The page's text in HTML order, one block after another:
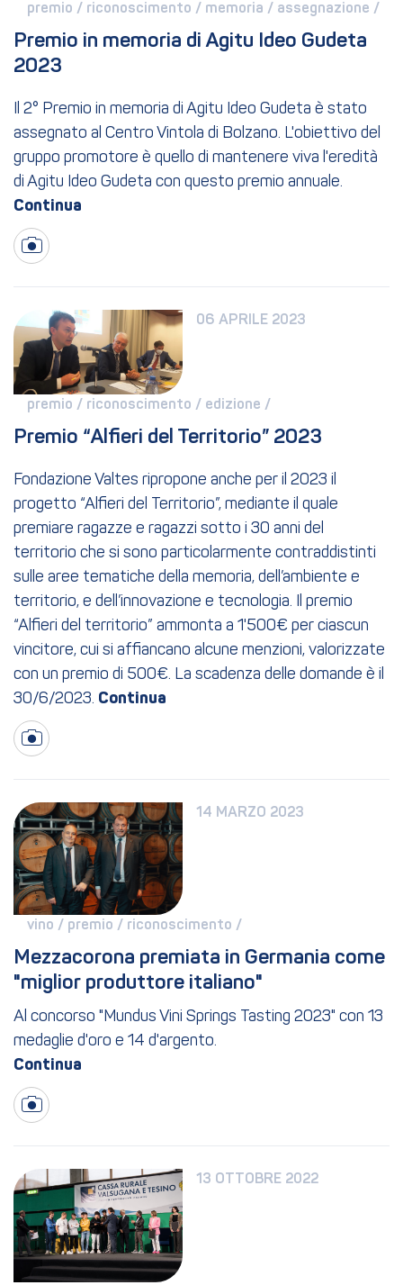
premio / riconoscimento / memoria / assegnazione /
Premio in memoria di Agitu Ideo Gudeta
2023
Il 2° Premio in memoria di Agitu Ideo Gudeta è stato
assegnato al Centro Vintola di Bolzano. L'obiettivo del
gruppo promotore è quello di mantenere viva l'eredità
di Agitu Ideo Gudeta con questo premio annuale.
06 APRILE 2023
premio / riconoscimento / edizione /
Premio “Alfieri del Territorio” 2023
Fondazione Valtes ripropone anche per il 2023 il
progetto “Alfieri del Territorio”, mediante il quale
premiare ragazze e ragazzi sotto i 30 anni del
territorio che si sono particolarmente contraddistinti
sulle aree tematiche della memoria, dell’ambiente e
territorio, e dell’innovazione e tecnologia. Il premio
“Alfieri del territorio” ammonta a 1'500€ per ciascun
vincitore, cui si affiancano alcune menzioni, valorizzate
con un premio di 500€. La scadenza delle domande è il
30/6/2023.
14 MARZO 2023
vino / premio / riconoscimento /
Mezzacorona premiata in Germania come
"miglior produttore italiano"
Al concorso "Mundus Vini Springs Tasting 2023" con 13
medaglie d'oro e 14 d'argento.
13 OTTOBRE 2022